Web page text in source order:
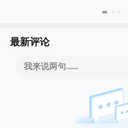
最新评论
我来说两句......